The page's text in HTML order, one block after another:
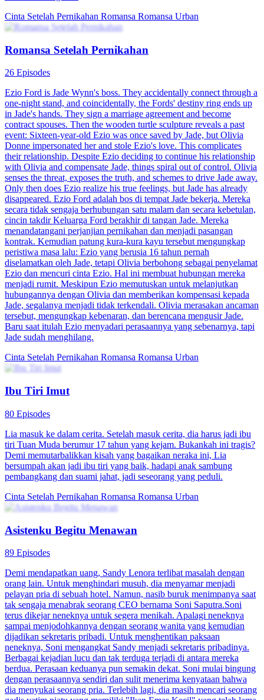
Cinta Setelah Pernikahan Romansa Romansa Urban
Romansa Setelah Pernikahan
26 Episodes
Ezio Ford is Jade Wynn's boss. They accidentally connect through a
one-night stand, and coincidentally, the Fords' destiny ring ends up
in Jade's hands. They sign a marriage agreement and become
contract spouses. Then the wooden turtle sculpture reveals a past
event: Sixteen-year-old Ezio was once saved by Jade, but Olivia
Donne impersonated her and stole Ezio's love. This complicates
their relationship. Despite Ezio deciding to continue his relationship
with Olivia and compensate Jade, things spiral out of control. Olivia
senses the threat, exposes the truth, and schemes to drive Jade away.
Only then does Ezio realize his true feelings, but Jade has already
disappeared. Ezio Ford adalah bos di tempat Jade bekerja. Mereka
secara tidak sengaja berhubungan satu malam dan secara kebetulan,
cincin takdir Keluarga Ford berakhir di tangan Jade. Mereka
menandatangani perjanjian pernikahan dan menjadi pasangan
kontrak. Kemudian patung kura-kura kayu tersebut mengungkap
peristiwa masa lalu: Ezio yang berusia 16 tahun pernah
diselamatkan oleh Jade, tetapi Olivia berbohong sebagai penyelamat
Ezio dan mencuri cinta Ezio. Hal ini membuat hubungan mereka
menjadi rumit. Meskipun Ezio memutuskan untuk melanjutkan
hubungannya dengan Olivia dan memberikan kompensasi kepada
Jade, segalanya menjadi tidak terkendali. Olivia merasakan ancaman
tersebut, mengungkap kebenaran, dan berencana mengusir Jade.
Baru saat itulah Ezio menyadari perasaannya yang sebenarnya, tapi
Jade sudah menghilang.
Cinta Setelah Pernikahan Romansa Romansa Urban
Ibu Tiri Imut
80 Episodes
Lia masuk ke dalam cerita. Setelah masuk cerita, dia harus jadi ibu
tiri Tuan Muda berumur 17 tahun yang kejam. Bukankah ini tragis?
Demi memutarbalikkan kisah yang bagaikan neraka ini, Lia
bersumpah akan jadi ibu tiri yang baik, hadapi anak sambung
pembangkang dan suami jahat, jadi seseorang yang peduli.
Cinta Setelah Pernikahan Romansa Romansa Urban
Asistenku Begitu Menawan
89 Episodes
Demi mendapatkan uang, Sandy Lenora terlibat masalah dengan
orang lain. Untuk menghindari musuh, dia menyamar menjadi
pelayan pria di sebuah hotel. Namun, nasib buruk menimpanya saat
tak sengaja menabrak seorang CEO bernama Soni Saputra.Soni
terus dikejar neneknya untuk segera menikah. Apalagi neneknya
sampai menjodohkannya dengan seorang wanita yang kemudian
dijadikan sekretaris pribadi. Untuk menghentikan paksaan
neneknya, Soni mengangkat Sandy menjadi sekretaris pribadinya.
Berbagai kejadian lucu dan tak terduga terjadi di antara mereka
berdua. Perasaan keduanya pun semakin dekat. Soni mulai bingung
dengan perasaannya sendiri dan sulit menerima kenyataan bahwa
dia menyukai seorang pria. Terlebih lagi, dia masih mencari seorang